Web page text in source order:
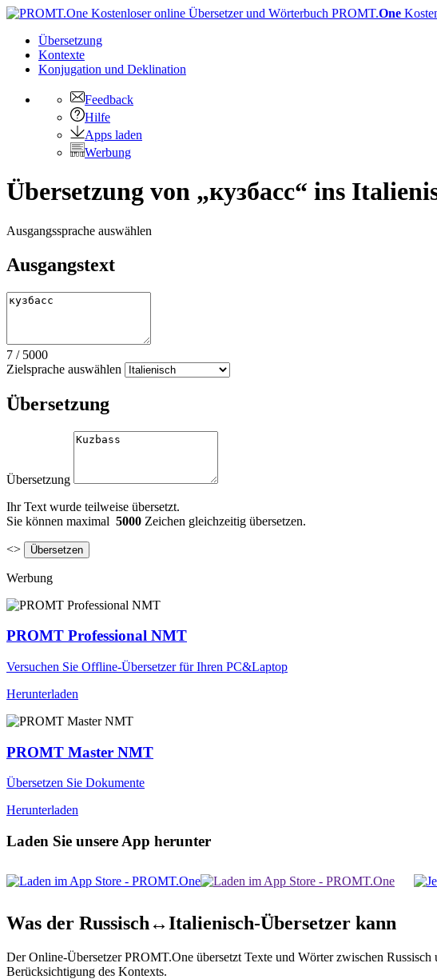
PROMT.One
Übersetzung
Kontexte
Konjugation und Deklination
Feedback
Hilfe
Apps laden
Werbung
Übersetzung von „кузбасс“ ins
Ausgangssprache auswählen
Ausgangstext
7 / 5000
Zielsprache auswählen
Übersetzung
Übersetzung
Ihr Text wurde teilweise übersetzt.
Sie können maximal 5000 Zeichen gleichzeitig übersetzen.
<>
Werbung
PROMT Professional NMT
Versuchen Sie Offline-Übersetzer für Ihren PC&Laptop
Herunterladen
PROMT Master NMT
Übersetzen Sie Dokumente
Herunterladen
Laden Sie unsere App herunter
Was der Russisch↔Italienisch-Übersetzer kann
Der Online-Übersetzer PROMT.One übersetzt Texte und Wörter zwischen
Berücksichtigung des Kontexts.